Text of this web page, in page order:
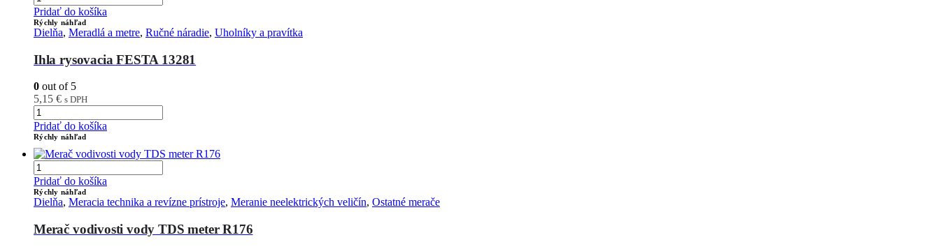
Pridať do košíka
Rýchly náhľad
Dielňa, Meradlá a metre, Ručné náradie, Uholníky a pravítka
Ihla rysovacia FESTA 13281
0 out of 5
5,15 € s DPH
Pridať do košíka
Rýchly náhľad
Pridať do košíka
Rýchly náhľad
Dielňa, Meracia technika a revízne prístroje, Meranie neelektrických veličín, Ostatné merače
Merač vodivosti vody TDS meter R176